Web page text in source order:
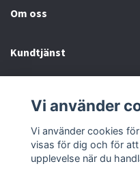
Om oss
Kundtjänst
Sociala medier
Vi använder
Vi använder cookies
visas för dig och för
upplevelse när du